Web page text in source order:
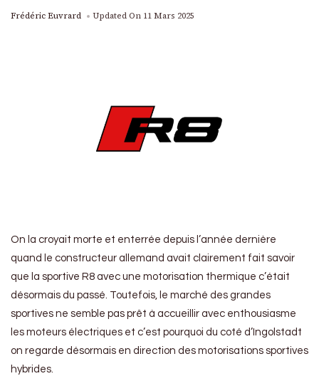
Frédéric Euvrard Updated On 11 Mars 2025
On la croyait morte et enterrée depuis l’année dernière
quand le constructeur allemand avait clairement fait savoir
que la sportive R8 avec une motorisation thermique c’était
désormais du passé. Toutefois, le marché des grandes
sportives ne semble pas prêt à accueillir avec enthousiasme
les moteurs électriques et c’est pourquoi du coté d’Ingolstadt
on regarde désormais en direction des motorisations sportives
hybrides.